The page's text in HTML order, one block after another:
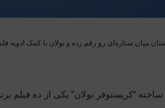
میان ستاره‌ای رو رقم زده و نولان با کمک ادویه
ساخته “کریستوفر نولان” یکی از ده فیلم